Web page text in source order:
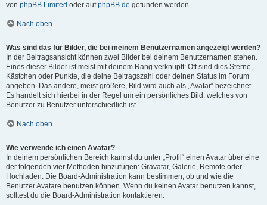
von phpBB Limited oder aufphpBB.de gefunden werden.
Nach oben
Was sind das für Bilder, die bei meinem Benutzernamen angezeigt werden?
In der Beitragsansicht können zwei Bilder bei deinem Benutzernamen stehen.
Eines dieser Bilder ist meist mit deinem Rang verknüpft: Oft sind dies Sterne,
Kästchen oder Punkte, die deine Beitragszahl oder deinen Status im Forum
angeben. Das andere, meist größere, Bild wird auch als „Avatar“ bezeichnet.
Es handelt sich hierbei in der Regel um ein persönliches Bild, welches von
Benutzer zu Benutzer unterschiedlich ist.
Nach oben
Wie verwende ich einen Avatar?
In deinem persönlichen Bereich kannst du unter „Profil“ einen Avatar über eine
der folgenden vier Methoden hinzufügen: Gravatar, Galerie, Remote oder
Hochladen. Die Board-Administration kann bestimmen, ob und wie die
Benutzer Avatare benutzen können. Wenn du keinen Avatar benutzen kannst,
solltest du die Board-Administration kontaktieren.